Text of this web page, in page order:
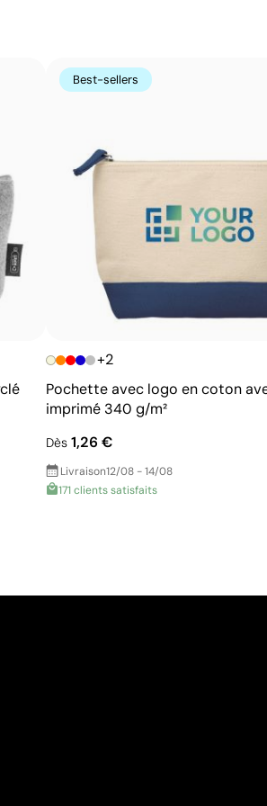
avec couleurs Pantone®
simples sans détails fins
Best-sellers
+2
Pochette avec logo en coton
imprimé 340 g/m²
Dès1,26 €
Livraison12/08 - 14/08
171 clients satisfaits